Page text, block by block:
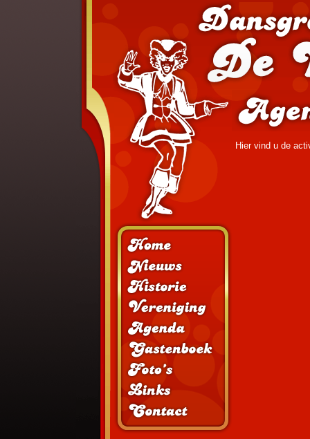
Hier vind u de